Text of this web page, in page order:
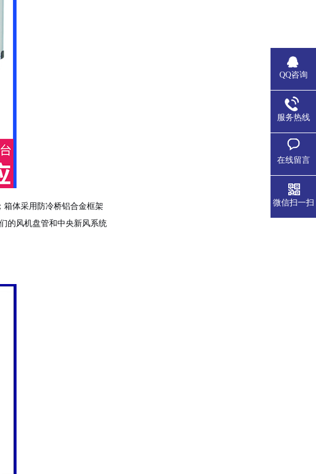
箱体采用防冷桥铝合金框架
的风机盘管和中央新风系统
QQ咨询
服务热线
在线留言
微信扫一扫